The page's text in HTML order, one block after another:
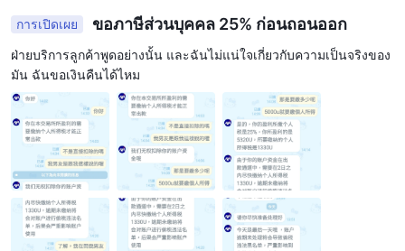
การเปิดเผย ขอภาษีส่วนบุคคล 25% ก่อนถอนออก
ฝ่ายบริการลูกค้าพูดอย่างนั้น และฉันไม่แน่ใจเกี่ยวกับความเป็นจริงของ
มัน ฉันขอเงินคืนได้ไหม